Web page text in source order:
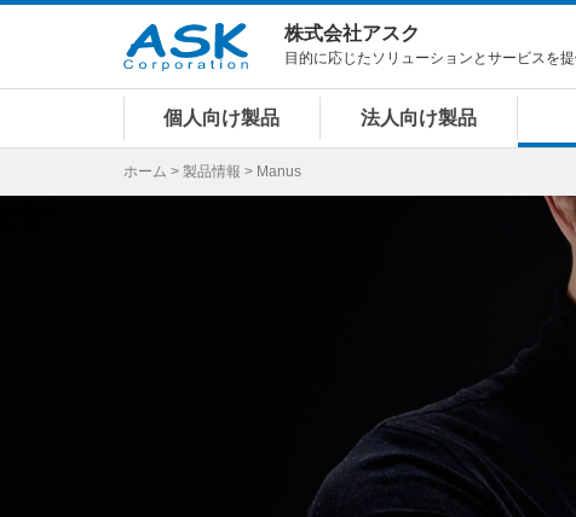
株式会社アスク
目的に応じたソリューションとサービスを
個人向け製品 法人向け製品
ホーム > 製品情報 > Manus